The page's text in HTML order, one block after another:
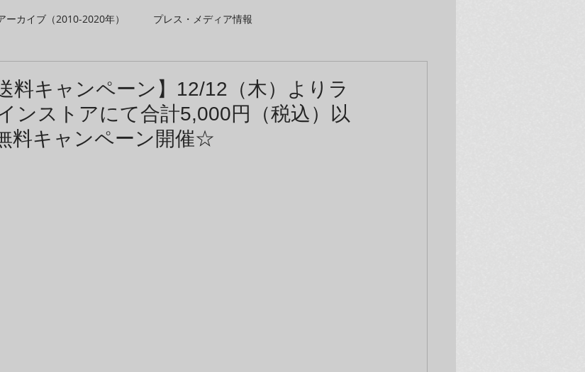
ーカイブ（2010-2020年） プレス・メディア情報
料キャンペーン】12/12（木）よりラ
ンストアにて合計5,000円（税込）以
料キャンペーン開催☆